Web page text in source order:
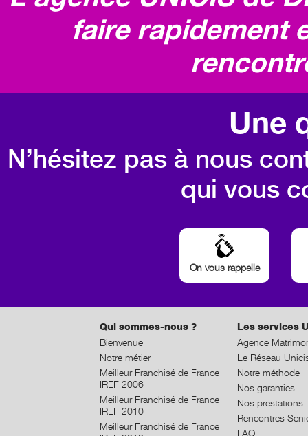
faire rapidement
Une
N’hésitez pas à nous
qui vous
On vous rappelle
Qui sommes-nous ?
Bienvenue
Notre métier
Meilleur Franchisé de France
IREF 2006
Meilleur Franchisé de France
IREF 2010
Meilleur Franchisé de France
Les services
Agence
Le Réseau
Notre méthode
Nos garanties
Nos prestations
Rencontres
FAQ